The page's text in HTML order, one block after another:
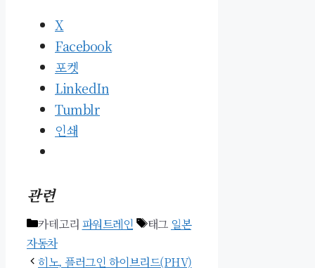
X
Facebook
포켓
LinkedIn
Tumblr
인쇄
관련
카테고리 파워트레인 태그 일본
자동차
히노, 플러그인 하이브리드(PHV)